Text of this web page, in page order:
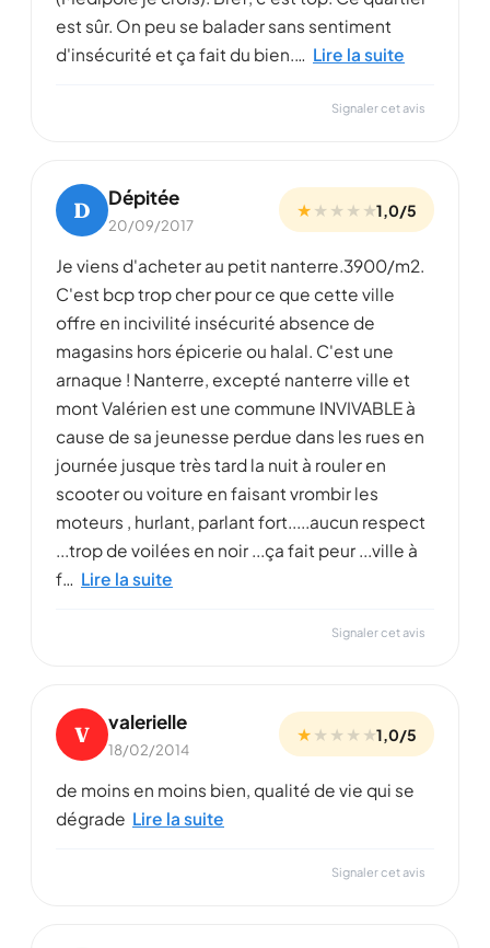
est sûr. On peu se balader sans sentiment
d'insécurité et ça fait du bien.… Lire la suite
Signaler cet avis
D Dépitée
20/09/2017
★★ ★ ★ ★1,0/5
Je viens d'acheter au petit nanterre.3900/m2.
C'est bcp trop cher pour ce que cette ville
offre en incivilité insécurité absence de
magasins hors épicerie ou halal. C'est une
arnaque ! Nanterre, excepté nanterre ville et
mont Valérien est une commune INVIVABLE à
cause de sa jeunesse perdue dans les rues en
journée jusque très tard la nuit à rouler en
scooter ou voiture en faisant vrombir les
moteurs , hurlant, parlant fort.....aucun respect
...trop de voilées en noir ...ça fait peur ...ville à
f… Lire la suite
Signaler cet avis
V valerielle
18/02/2014
★★ ★ ★ ★1,0/5
de moins en moins bien, qualité de vie qui se
dégrade Lire la suite
Signaler cet avis